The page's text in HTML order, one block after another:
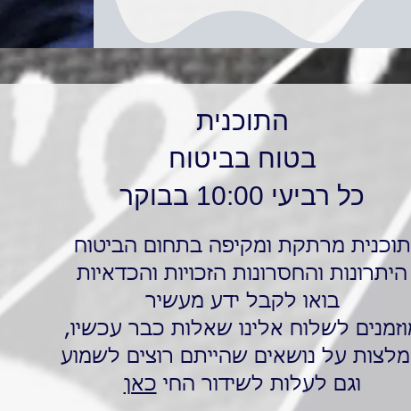
התוכנית
בטוח בביטוח
כל רביעי 10:00 בבוקר
תוכנית מרתקת ומקיפה בתחום הביטוח
היתרונות והחסרונות הזכויות והכדאיות
בואו לקבל ידע מעשיר
לשלוח אלינו שאלות כבר עכשיו,
על נושאים שהייתם רוצים לשמוע
וגם לעלות לשידור החי כאן